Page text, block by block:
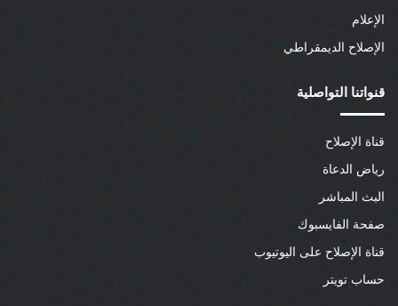
الإعلام
الإصلاح الديمقراطي
قنواتنا التواصلية
قناة الإصلاح
رياض الدعاة
البث المباشر
صفحة الفايسبوك
قناة الإصلاح على اليوتيوب
حساب تويتر